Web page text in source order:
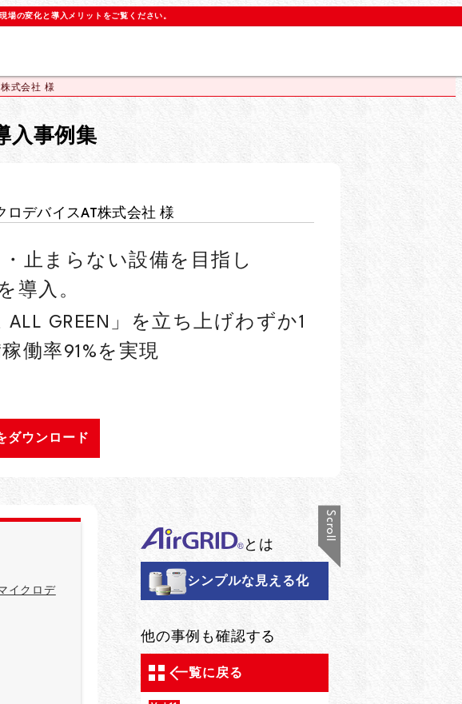
場の変化と導入メリットをご覧ください。
式会社 様
入事例集
ロデバイスAT株式会社 様
止まらない設備を目指し
導入。
ALL GREEN」を立ち上げわずか1
働率91%を実現
ダウンロード
イクロデ
Scroll
とは
シンプルな見える化
他の事例も確認する
一覧に戻る